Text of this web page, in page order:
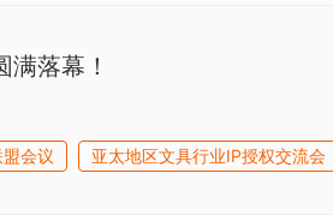
落幕！
会议 亚太地区文具行业IP授权交流会